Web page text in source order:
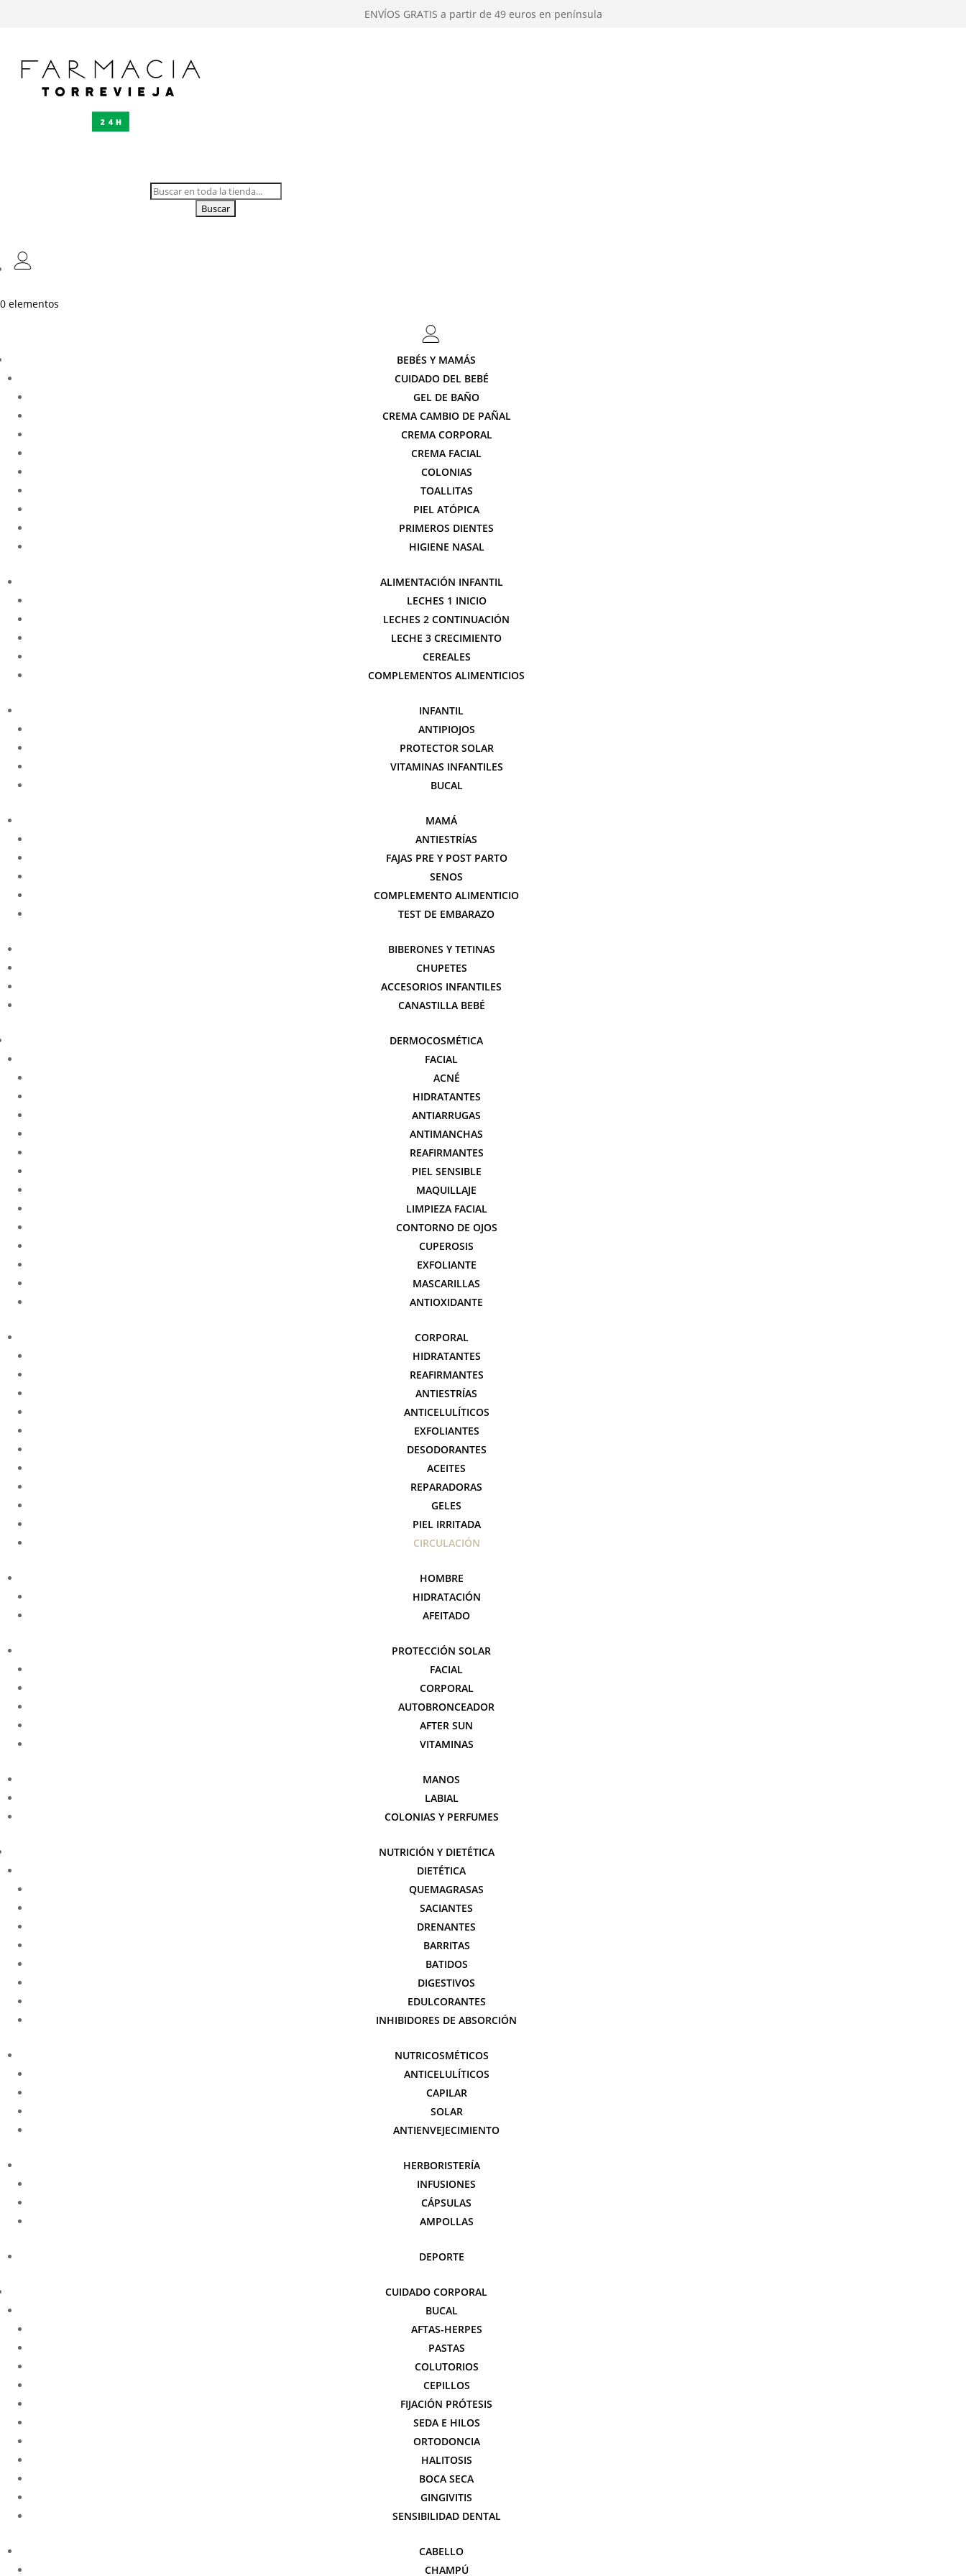
ENVÍOS GRATIS a partir de 49 euros en península
Buscar:
0 elementos
BEBÉS Y MAMÁS
CUIDADO DEL BEBÉ
GEL DE BAÑO
CREMA CAMBIO DE PAÑAL
CREMA CORPORAL
CREMA FACIAL
COLONIAS
TOALLITAS
PIEL ATÓPICA
PRIMEROS DIENTES
HIGIENE NASAL
ALIMENTACIÓN INFANTIL
LECHES 1 INICIO
LECHES 2 CONTINUACIÓN
LECHE 3 CRECIMIENTO
CEREALES
COMPLEMENTOS ALIMENTICIOS
INFANTIL
ANTIPIOJOS
PROTECTOR SOLAR
VITAMINAS INFANTILES
BUCAL
MAMÁ
ANTIESTRÍAS
FAJAS PRE Y POST PARTO
SENOS
COMPLEMENTO ALIMENTICIO
TEST DE EMBARAZO
BIBERONES Y TETINAS
CHUPETES
ACCESORIOS INFANTILES
CANASTILLA BEBÉ
DERMOCOSMÉTICA
FACIAL
ACNÉ
HIDRATANTES
ANTIARRUGAS
ANTIMANCHAS
REAFIRMANTES
PIEL SENSIBLE
MAQUILLAJE
LIMPIEZA FACIAL
CONTORNO DE OJOS
CUPEROSIS
EXFOLIANTE
MASCARILLAS
ANTIOXIDANTE
CORPORAL
HIDRATANTES
REAFIRMANTES
ANTIESTRÍAS
ANTICELULÍTICOS
EXFOLIANTES
DESODORANTES
ACEITES
REPARADORAS
GELES
PIEL IRRITADA
CIRCULACIÓN
HOMBRE
HIDRATACIÓN
AFEITADO
PROTECCIÓN SOLAR
FACIAL
CORPORAL
AUTOBRONCEADOR
AFTER SUN
VITAMINAS
MANOS
LABIAL
COLONIAS Y PERFUMES
NUTRICIÓN Y DIETÉTICA
DIETÉTICA
QUEMAGRASAS
SACIANTES
DRENANTES
BARRITAS
BATIDOS
DIGESTIVOS
EDULCORANTES
INHIBIDORES DE ABSORCIÓN
NUTRICOSMÉTICOS
ANTICELULÍTICOS
CAPILAR
SOLAR
ANTIENVEJECIMIENTO
HERBORISTERÍA
INFUSIONES
CÁPSULAS
AMPOLLAS
DEPORTE
CUIDADO CORPORAL
BUCAL
AFTAS-HERPES
PASTAS
COLUTORIOS
CEPILLOS
FIJACIÓN PRÓTESIS
SEDA E HILOS
ORTODONCIA
HALITOSIS
BOCA SECA
GINGIVITIS
SENSIBILIDAD DENTAL
CABELLO
CHAMPÚ